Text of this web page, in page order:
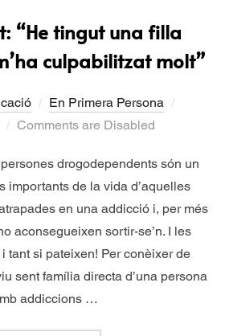
“He tingut una filla
culpabilitzat molt”
En Primera Persona
Comments are Disabled
drogodependents són un
importants de la vida d’aquelles
en una addicció i, per més
aconsegueixen sortir-se’n. I les
tant si pateixen! Per conèixer de
sent família directa d’una persona
addiccions …